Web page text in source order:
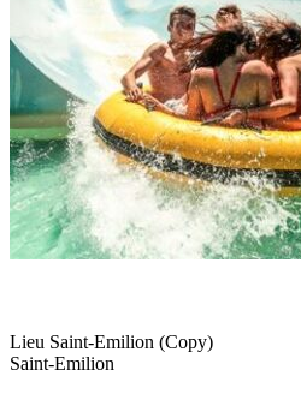
Lieu Saint-Emilion (Copy)
Saint-Emilion